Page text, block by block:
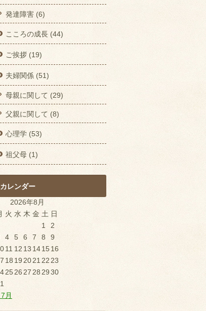
発達障害 (6)
こころの成長 (44)
ご挨拶 (19)
夫婦関係 (51)
母親に関して (29)
父親に関して (8)
心理学 (53)
祖父母 (1)
カレンダー
2026年8月
火 水 木 金 土 日
1
2
4 5 6 7 8
9
11 12 13 141516
18 19 2021 22 23
25 26 27 28 2930
月